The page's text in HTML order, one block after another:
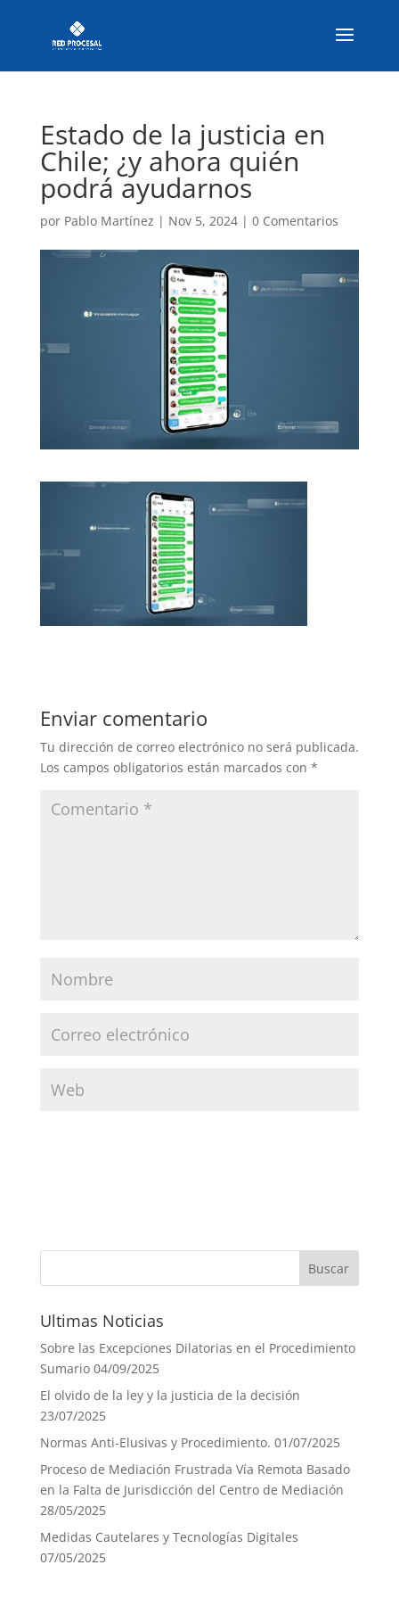
Estado de la justicia en
Chile; ¿y ahora quién
podrá ayudarnos
por Pablo Martínez | Nov 5, 2024| 0 Comentarios
Enviar comentario
Tu dirección de correo electrónico no será publicada.
Los campos obligatorios están marcados con *
Ultimas Noticias
Sobre las Excepciones Dilatorias en el Procedimiento
Sumario 04/09/2025
El olvido de la ley y la justicia de la decisión
23/07/2025
Normas Anti-Elusivas y Procedimiento. 01/07/2025
Proceso de Mediación Frustrada Vía Remota Basado
en la Falta de Jurisdicción del Centro de Mediación
28/05/2025
Medidas Cautelares y Tecnologías Digitales
07/05/2025